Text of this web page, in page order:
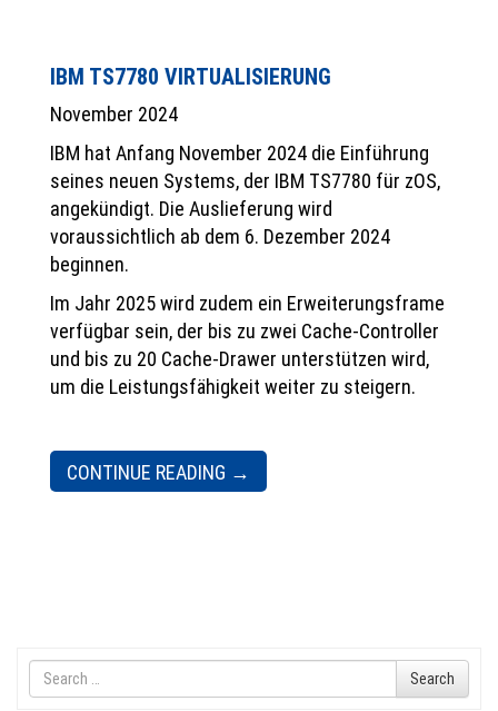
IBM TS7780 VIRTUALISIERUNG
November 2024
IBM hat Anfang November 2024 die Einführung
seines neuen Systems, der IBM TS7780 für zOS,
angekündigt. Die Auslieferung wird
voraussichtlich ab dem 6. Dezember 2024
beginnen.
Im Jahr 2025 wird zudem ein Erweiterungsframe
verfügbar sein, der bis zu zwei Cache-Controller
und bis zu 20 Cache-Drawer unterstützen wird,
um die Leistungsfähigkeit weiter zu steigern.
CONTINUE READING →
Search
for
Search